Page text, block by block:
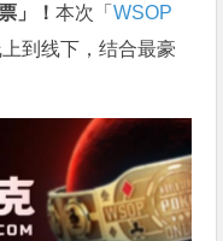
」！本次「WSOP
到线下，结合最豪